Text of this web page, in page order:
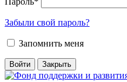
Забыли свой пароль?
Запомнить меня